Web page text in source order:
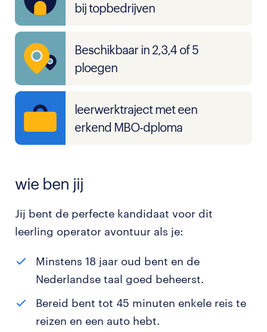
bij topbedrijven
Beschikbaar in 2,3,4 of 5
ploegen
leerwerktraject met een
erkend MBO-dploma
wie ben jij
Jij bent de perfecte kandidaat voor dit
leerling operator avontuur als je:
Minstens 18 jaar oud bent en de
Nederlandse taal goed beheerst.
Bereid bent tot 45 minuten enkele reis te
reizen en een auto hebt.